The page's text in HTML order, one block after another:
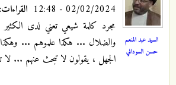
السيد عبد المنعم
حسن السوداني
02/02/2024 - 12:48 القراءات:
مجرد كلمة شيعي تعني لدى
والضلال ... هكذا علموهم ...
الجهل ، يقولون لا تبحث عنهم ... لا